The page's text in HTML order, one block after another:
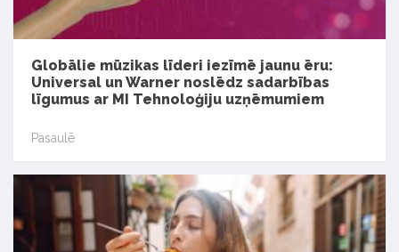
Globālie mūzikas līderi iezīmē jaunu ēru:
Universal un Warner noslēdz sadarbības
līgumus ar MI Tehnoloģiju uzņēmumiem
Pasaulē